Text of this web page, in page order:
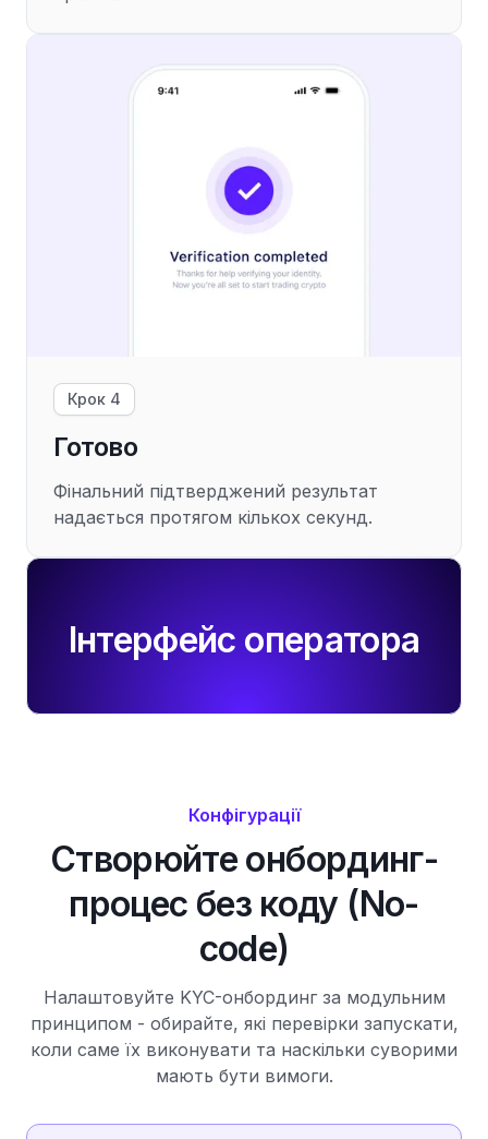
Крок 4
Готово
Фінальний підтверджений результат
надається протягом кількох секунд.
Інтерфейс оператора
Конфігурації
Створюйте онбординг-
процес без коду (No-
code)
Налаштовуйте KYC-онбординг за модульним
принципом - обирайте, які перевірки запускати,
коли саме їх виконувати та наскільки суворими
мають бути вимоги.